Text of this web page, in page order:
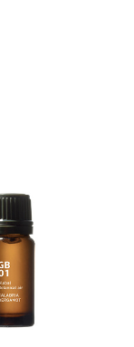
※一
おもてなし
種類で絞り込む ※一
シトラス
エキゾチック